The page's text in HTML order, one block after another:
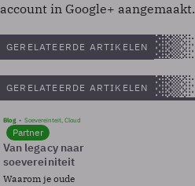
account in Google+ aangemaakt.
GERELATEERDE ARTIKELEN
GERELATEERDE ARTIKELEN
Blog Soevereinteit, Cloud
Partner
Van legacy naar
soevereiniteit
Waarom je oude